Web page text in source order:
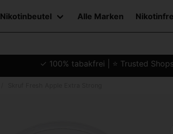
Nikotinbeutel Alle Marken
✓ 100% tabakfrei | ⭐ Trusted